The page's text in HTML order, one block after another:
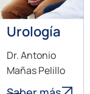
Urología
Dr. Antonio
Mañas Pelillo